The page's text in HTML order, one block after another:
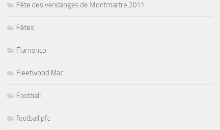
Fête des vendanges de Montmartre 2011
Fêtes
Flamenco
Fleetwood Mac
Football
football pfc